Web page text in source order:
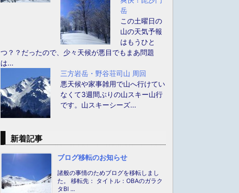
岳
この土曜日の
山の天気予報
はもうひと
つ？？だったので、少々天候が悪目でもまあ問題
は...
三方岩岳・野谷荘司山 周回
悪天候や家事雑用で山へ行けてい
なくて3週間ぶりの山スキー山行
です。山スキーシーズ...
新着記事
ブログ移転のお知らせ
諸般の事情のためブログを移転しまし
た。 移転先： タイトル：OBAのガラク
タBl ...